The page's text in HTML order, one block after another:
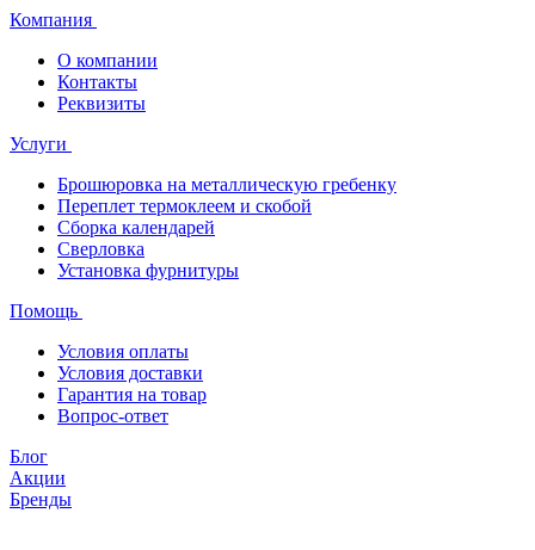
Компания
О компании
Контакты
Реквизиты
Услуги
Брошюровка на металлическую гребенку
Переплет термоклеем и скобой
Сборка календарей
Сверловка
Установка фурнитуры
Помощь
Условия оплаты
Условия доставки
Гарантия на товар
Вопрос-ответ
Блог
Акции
Бренды